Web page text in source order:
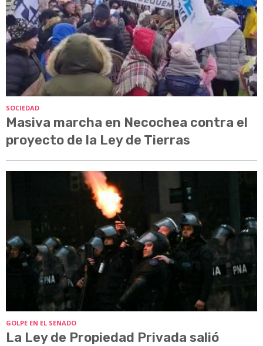
SOCIEDAD
Masiva marcha en Necochea contra el
proyecto de la Ley de Tierras
GOLPE EN EL SENADO
La Ley de Propiedad Privada salió